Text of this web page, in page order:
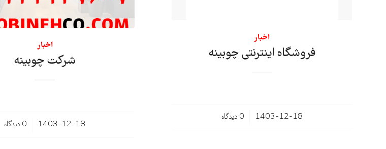
اخبار
فروشگاه اینترنتی چوبینه
1403-12-18
/ 0 دیدگاه‌
اخبار
شرکت چوبینه
1403-12-18
/ 0 دیدگاه‌